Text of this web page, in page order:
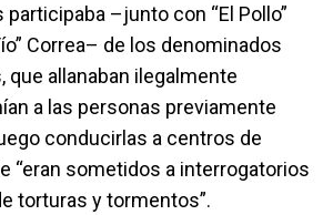
–junto con “El Pollo”
Correa– de los denominados
que allanaban ilegalmente
a las personas previamente
conducirlas a centros de
“eran sometidos a interrogatorios
torturas y tormentos”.